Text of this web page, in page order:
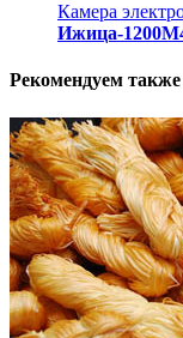
Камера
Ижица-
Рекомендуем